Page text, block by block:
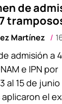
de
Martínez
admisión a
e IPN por
al 15 de
el